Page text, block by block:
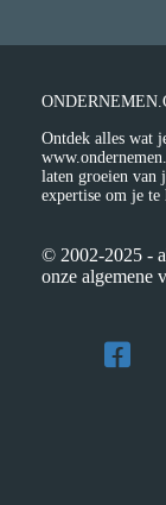
Ontdek alles wat
laten groeien van
expertise om je te
© 2002-2025 -
onze algemene